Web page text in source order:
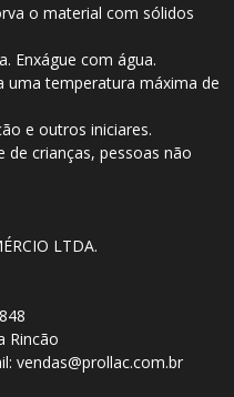
o material com sólidos
Enxágue com água.
uma temperatura máxima de
e outros iniciares.
crianças, pessoas não
LTDA.
Rincão
vendas@prollac.com.br